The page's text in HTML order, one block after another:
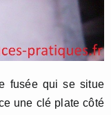
fusée qui se situe
une clé plate côté